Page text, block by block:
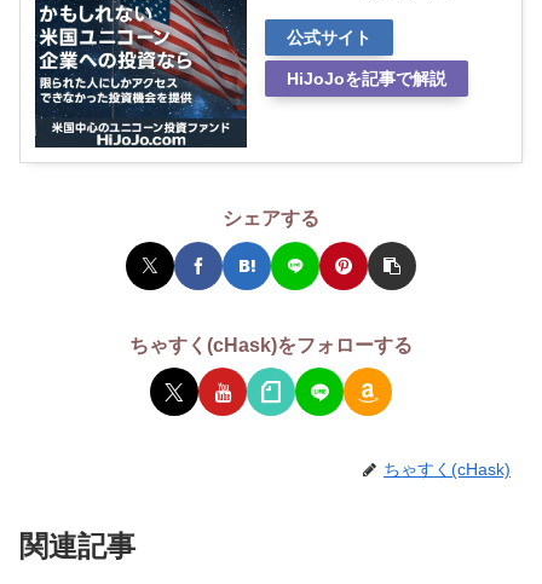
公式サイト
HiJoJoを記事で解説
シェアする
ちゃすく(cHask)をフォローする
ちゃすく(cHask)
関連記事